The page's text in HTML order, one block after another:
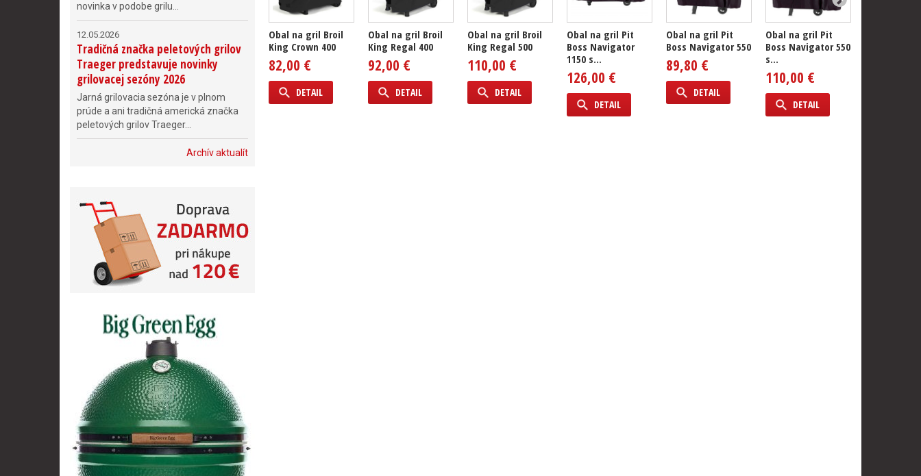
Obal na gril Broil
King Crown 400
82,00 €
DETAIL
Obal na gril Broil
King Regal 400
92,00 €
DETAIL
Obal na gril Broil
King Regal 500
110,00 €
DETAIL
Obal na gril Pit
Boss Navigator
1150 s...
126,00 €
DETAIL
Obal na gril Pit
Boss Navigator 550
89,80 €
DETAIL
Obal na gril Pit
Boss Navigator 550
s...
110,00 €
DETAIL
novinka v podobe grilu...
12.05.2026
Tradičná značka peletových grilov
Traeger predstavuje novinky
grilovacej sezóny 2026
Jarná grilovacia sezóna je v plnom
prúde a ani tradičná americká značka
peletových grilov Traeger...
Archív aktualít